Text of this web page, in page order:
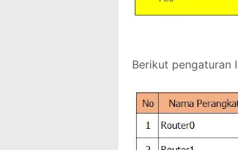
Berikut pengaturan